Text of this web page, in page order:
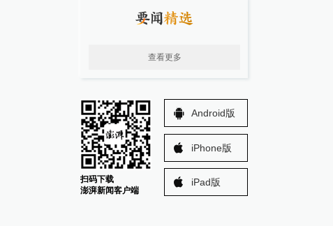
查看更多
扫码下载
澎湃新闻客户端
Android版
iPhone版
iPad版